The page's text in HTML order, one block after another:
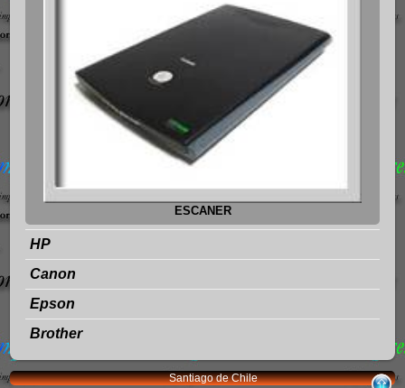
ESCANER
HP
Canon
Epson
Brother
Santiago de Chile